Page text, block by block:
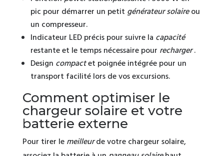
pic pour démarrer un petit générateur solaireou
un compresseur.
Indicateur LED précis pour suivre la capacité
restante et le temps nécessaire pour recharger.
Design compactet poignée intégrée pour un
transport facilité lors de vos excursions.
Comment optimiser le
chargeur solaire et votre
batterie externe
Pour tirer lemeilleurde votre chargeur solaire,